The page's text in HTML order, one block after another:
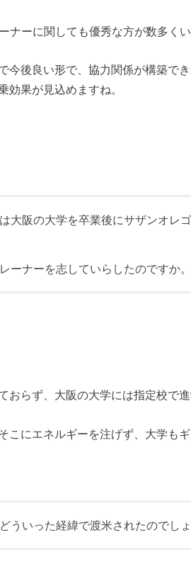
ナーに関しても優秀な方が数多くい
今後良い形で、協力関係が構築で
効果が見込めますね。
大阪の大学を卒業後にサザンオレ
ーナーを志していらしたのですか。
おらず、大阪の大学には指定校で進
こにエネルギーを注げず、大学も
ういった経緯で渡米されたのでしょ